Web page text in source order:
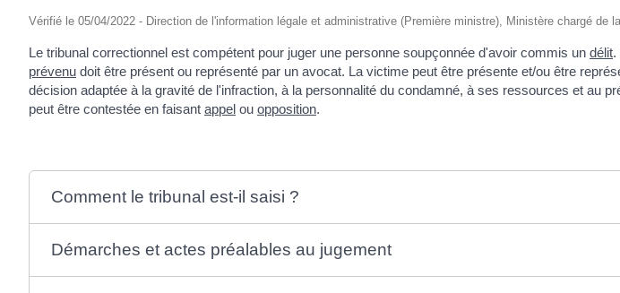
Vérifié le 05/04/2022 - Direction de l'information légale et administrative (Première ministre), Ministère chargé de
Le tribunal correctionnel est compétent pour juger une personne soupçonnée d'avoir commis un délit.
prévenu doit être présent ou représenté par un avocat. La victime peut être présente et/ou être
décision adaptée à la gravité de l'infraction, à la personnalité du condamné, à ses ressources et au
peut être contestée en faisant appel ou opposition.
Comment le tribunal est-il saisi ?
Démarches et actes préalables au jugement